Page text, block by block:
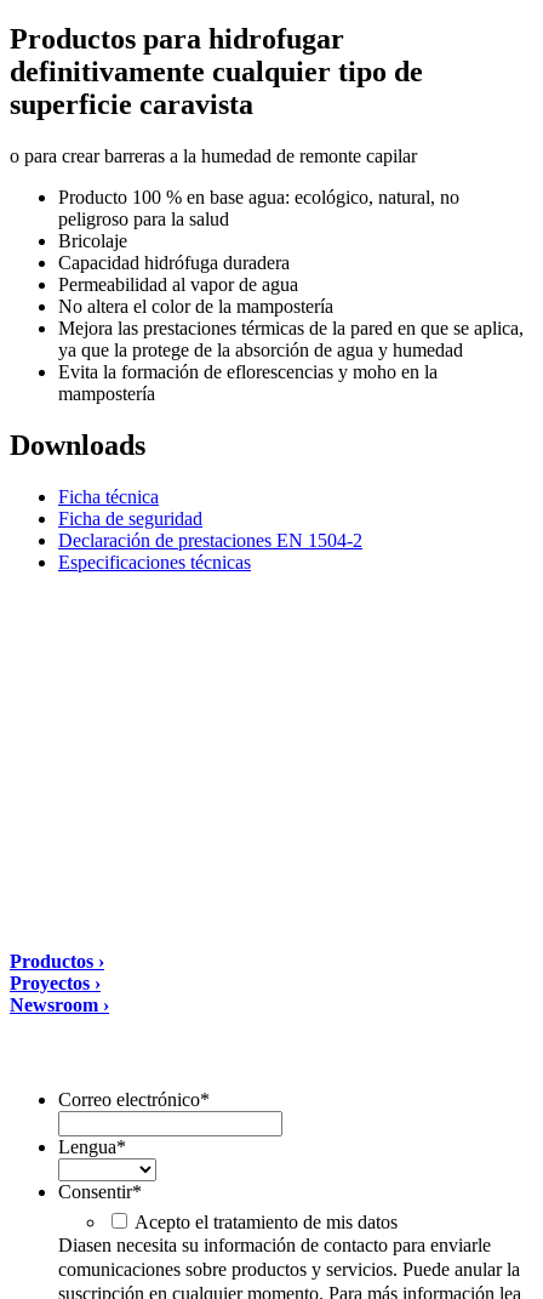
Productos para hidrofugar
definitivamente cualquier tipo de
superficie caravista
o para crear barreras a la humedad de remonte capilar
Producto 100 % en base agua: ecológico, natural, no
peligroso para la salud
Bricolaje
Capacidad hidrófuga duradera
Permeabilidad al vapor de agua
No altera el color de la mampostería
Mejora las prestaciones térmicas de la pared en que se aplica,
ya que la protege de la absorción de agua y humedad
Evita la formación de eflorescencias y moho en la
mampostería
Downloads
Ficha técnica
Ficha de seguridad
Declaración de prestaciones EN 1504-2
Especificaciones técnicas
Productos ›
Proyectos ›
Newsroom ›
Correo electrónico*
Lengua*
Consentir*
Acepto el tratamiento de mis datos
Diasen necesita su información de contacto para enviarle
comunicaciones sobre productos y servicios. Puede anular la
suscripción en cualquier momento. Para más información lea